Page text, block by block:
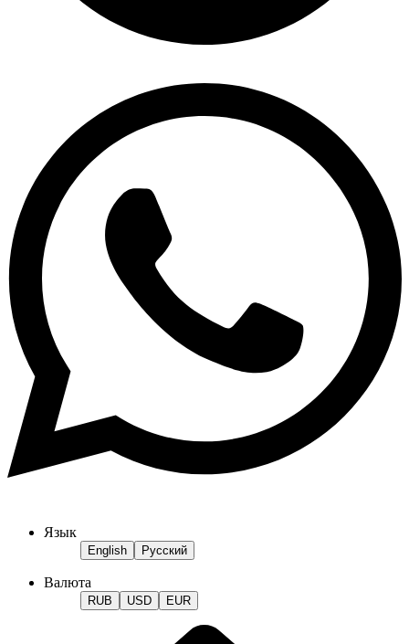
Язык
English Русский
Валюта
RUB USD EUR